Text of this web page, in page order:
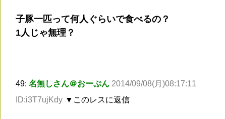
子豚一匹って何人ぐらいで食べるの？
1人じゃ無理？
49: 名無しさん＠おーぷん 2014/09/08(月)08:17:11
ID:i3T7ujKdy ▼このレスに返信